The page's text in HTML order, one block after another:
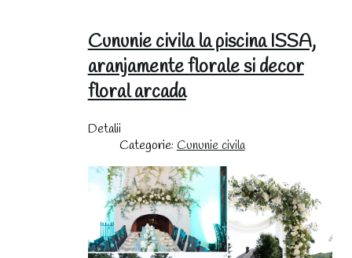
Cununie civila la piscina ISSA,
aranjamente florale si decor
floral arcada
Detalii
Categorie: Cununie civila